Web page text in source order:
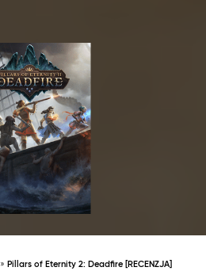
»Pillars of Eternity 2: Deadfire [RECENZJA]